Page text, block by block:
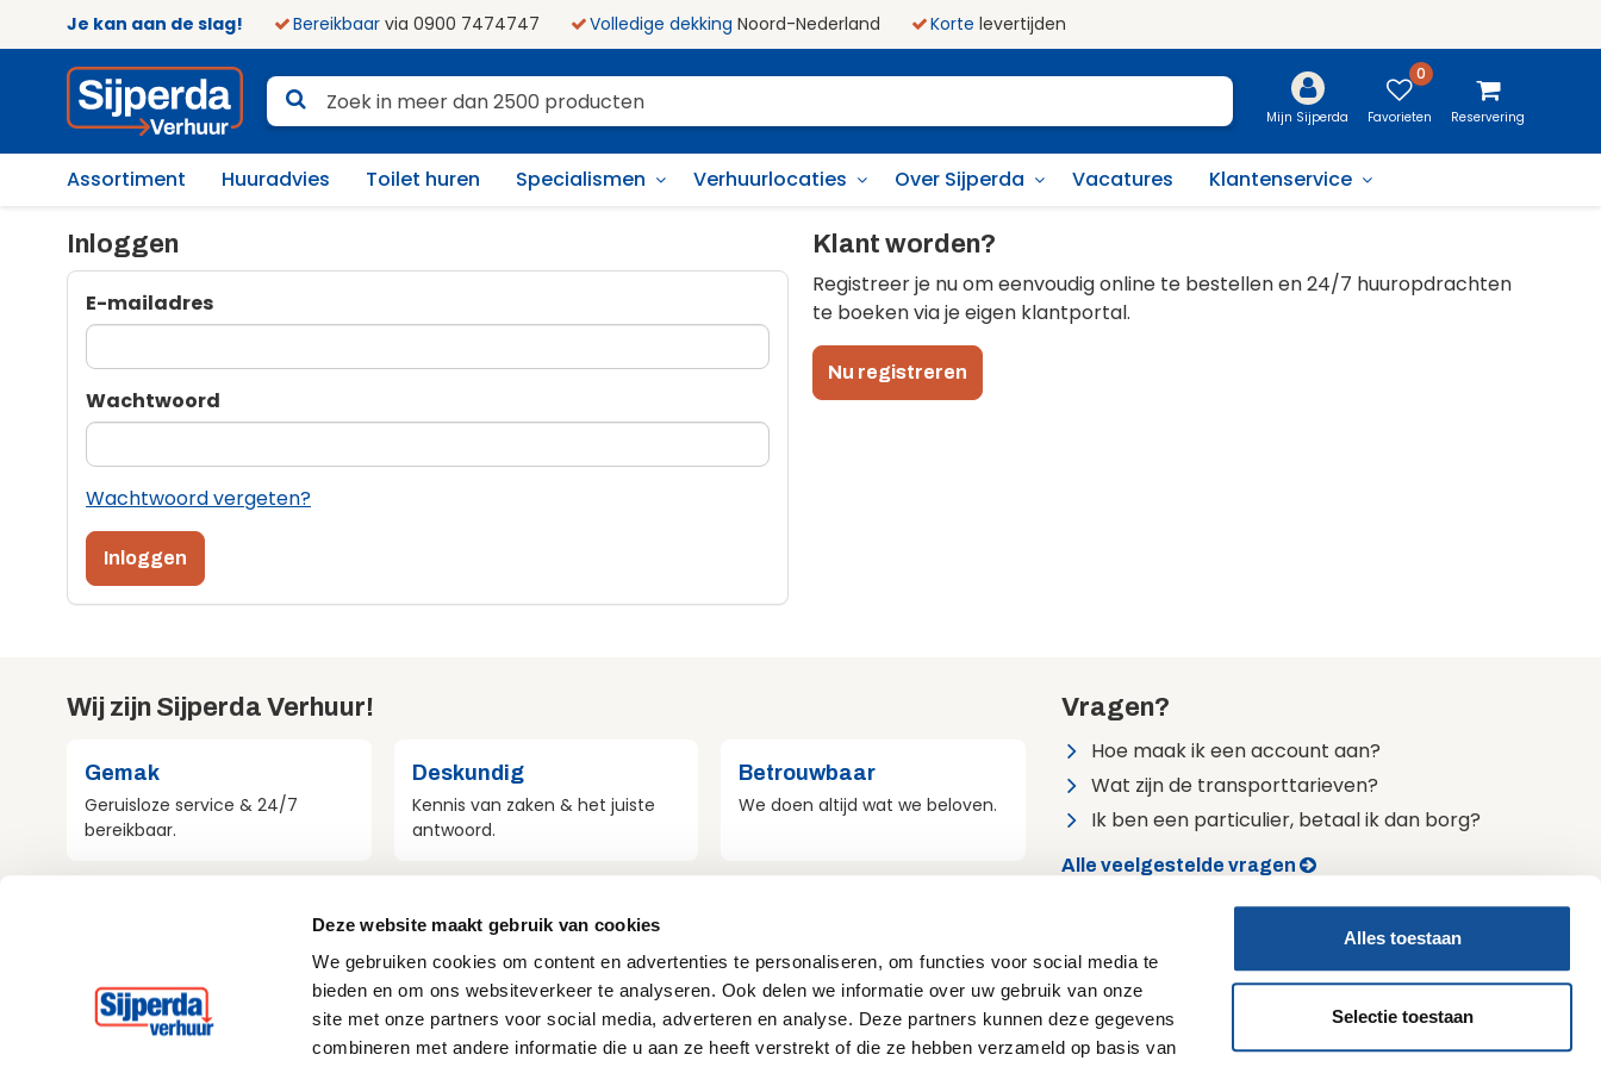
Deze website maakt gebruik van cookies
We gebruiken cookies om content en advertenties te personaliseren, om functies voor social media te
bieden en om ons websiteverkeer te analyseren. Ook delen we informatie over uw gebruik van onze
site met onze partners voor social media, adverteren en analyse. Deze partners kunnen deze gegevens
combineren met andere informatie die u aan ze heeft verstrekt of die ze hebben verzameld op basis van
Alles toestaan
Selectie toestaan
Je kan aan de slag! Bereikbaar via 0900 7474747 Volledige dekking Noord-Nederland Korte levertijden
Mijn Sijperda
0
Favorieten Reservering
Assortiment Huuradvies Toilet huren Specialismen Verhuurlocaties Over Sijperda Vacatures Klantenservice
Inloggen
E-mailadres
Wachtwoord
Wachtwoord vergeten?
Inloggen
Klant worden?
Registreer je nu om eenvoudig online te bestellen en 24/7 huuropdrachten
te boeken via je eigen klantportal.
Nu registreren
Wij zijn Sijperda Verhuur!
Gemak
Geruisloze service & 24/7
bereikbaar.
Deskundig
Kennis van zaken & het juiste
antwoord.
Betrouwbaar
We doen altijd wat we beloven.
Milieubewust
Aandacht voor duurzaamheid
bij alles wat we doen.
Veiligheid voor mens, materieel
en omgeving.
Vragen?
Hoe maak ik een account aan?
Wat zijn de transporttarieven?
Ik ben een particulier, betaal ik dan borg?
Alle veelgestelde vragen